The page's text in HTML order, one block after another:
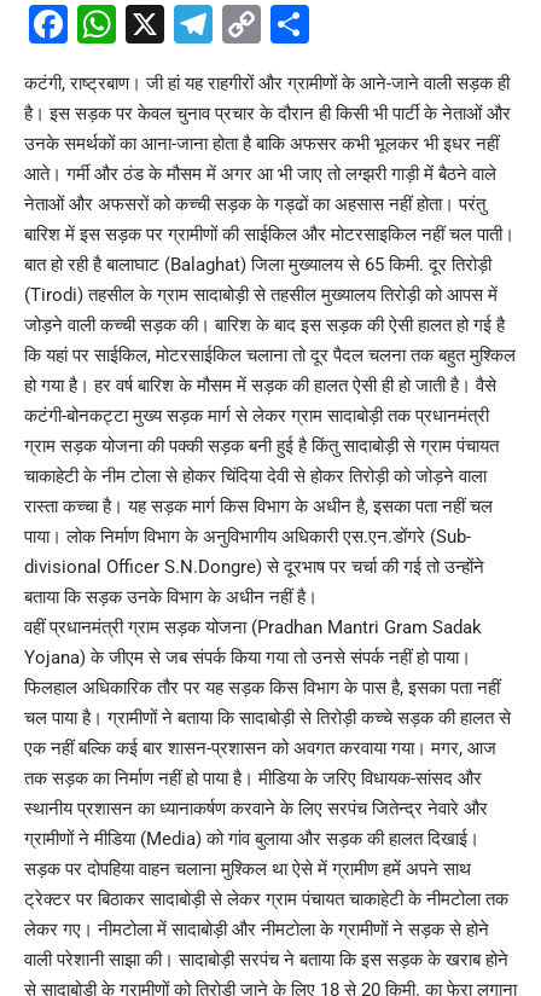
Facebook
WhatsApp
X Telegram
Copy
Link
कटंगी, राष्ट्रबाण। जी हां यह राहगीरों और ग्रामीणों के आने-जाने वाली सड़क ही
है। इस सड़क पर केवल चुनाव प्रचार के दौरान ही किसी भी पार्टी के नेताओं और
उनके समर्थकों का आना-जाना होता है बाकि अफसर कभी भूलकर भी इधर नहीं
आते। गर्मी और ठंड के मौसम में अगर आ भी जाए तो लग्झरी गाड़ी में बैठने वाले
नेताओं और अफसरों को कच्ची सड़क के गड्ढों का अहसास नहीं होता। परंतु
बारिश में इस सड़क पर ग्रामीणों की साईकिल और मोटरसाइकिल नहीं चल पाती।
बात हो रही है बालाघाट (Balaghat) जिला मुख्यालय से 65 किमी. दूर तिरोड़ी
(Tirodi) तहसील के ग्राम सादाबोड़ी से तहसील मुख्यालय तिरोड़ी को आपस में
जोड़ने वाली कच्ची सड़क की। बारिश के बाद इस सड़क की ऐसी हालत हो गई है
कि यहां पर साईकिल, मोटरसाईकिल चलाना तो दूर पैदल चलना तक बहुत मुश्किल
हो गया है। हर वर्ष बारिश के मौसम में सड़क की हालत ऐसी ही हो जाती है। वैसे
कटंगी-बोनकट्टा मुख्य सड़क मार्ग से लेकर ग्राम सादाबोड़ी तक प्रधानमंत्री
ग्राम सड़क योजना की पक्की सड़क बनी हुई है किंतु सादाबोड़ी से ग्राम पंचायत
चाकाहेटी के नीम टोला से होकर चिंदिया देवी से होकर तिरोड़ी को जोड़ने वाला
रास्ता कच्चा है। यह सड़क मार्ग किस विभाग के अधीन है, इसका पता नहीं चल
पाया। लोक निर्माण विभाग के अनुविभागीय अधिकारी एस.एन.डोंगरे (Sub-
divisional Officer S.N.Dongre) से दूरभाष पर चर्चा की गई तो उन्होंने
बताया कि सड़क उनके विभाग के अधीन नहीं है।
वहीं प्रधानमंत्री ग्राम सड़क योजना (Pradhan Mantri Gram Sadak
Yojana) के जीएम से जब संपर्क किया गया तो उनसे संपर्क नहीं हो पाया।
फिलहाल अधिकारिक तौर पर यह सड़क किस विभाग के पास है, इसका पता नहीं
चल पाया है। ग्रामीणों ने बताया कि सादाबोड़ी से तिरोड़ी कच्चे सड़क की हालत से
एक नहीं बल्कि कई बार शासन-प्रशासन को अवगत करवाया गया। मगर, आज
तक सड़क का निर्माण नहीं हो पाया है। मीडिया के जरिए विधायक-सांसद और
स्थानीय प्रशासन का ध्यानाकर्षण करवाने के लिए सरपंच जितेन्द्र नेवारे और
ग्रामीणों ने मीडिया (Media) को गांव बुलाया और सड़क की हालत दिखाई।
सड़क पर दोपहिया वाहन चलाना मुश्किल था ऐसे में ग्रामीण हमें अपने साथ
ट्रेक्टर पर बिठाकर सादाबोड़ी से लेकर ग्राम पंचायत चाकाहेटी के नीमटोला तक
लेकर गए। नीमटोला में सादाबोड़ी और नीमटोला के ग्रामीणों ने सड़क से होने
वाली परेशानी साझा की। सादाबोड़ी सरपंच ने बताया कि इस सड़क के खराब होने
से सादाबोड़ी के ग्रामीणों को तिरोड़ी जाने के लिए 18 से 20 किमी. का फेरा लगाना